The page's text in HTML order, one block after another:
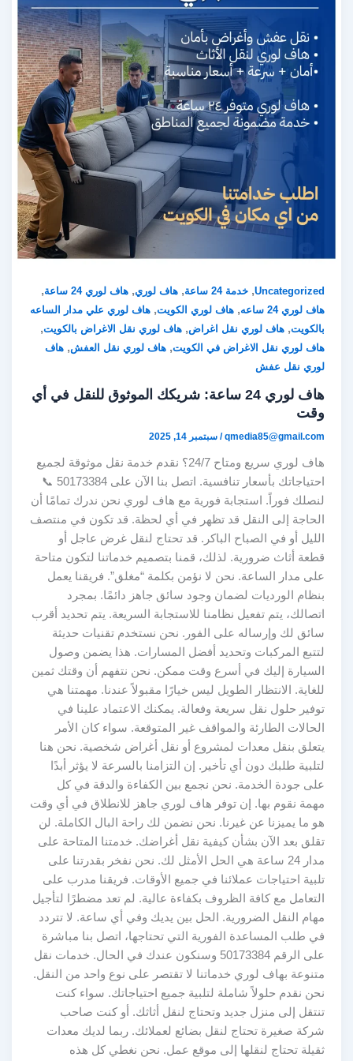
Uncategorized
,خدمة 24 ساعة ,هاف لوري,هاف لوري 24 ساعة ,
هاف لوري 24 ساعه ,هاف لوري الكويت,هاف لوري علي مدار الساعه
بالكويت,هاف لوري نقل اغراض,هاف لوري نقل الاغراض بالكويت,
هاف لوري نقل الاغراض في الكويت,هاف لوري نقل العفش,هاف
لوري نقل عفش
هاف لوري 24 ساعة: شريكك الموثوق للنقل في أي
وقت
qmedia85@gmail.com
/سبتمبر 14, 2025
هاف لوري سريع ومتاح 24/7؟ نقدم خدمة نقل موثوقة لجميع
احتياجاتك بأسعار تنافسية. اتصل بنا الآن على 50173384 📞
لنصلك فوراً. استجابة فورية مع هاف لوري نحن ندرك تمامًا أن
الحاجة إلى النقل قد تظهر في أي لحظة. قد تكون في منتصف
الليل أو في الصباح الباكر. قد تحتاج لنقل غرض عاجل أو
قطعة أثاث ضرورية. لذلك، قمنا بتصميم خدماتنا لتكون متاحة
على مدار الساعة. نحن لا نؤمن بكلمة “مغلق”. فريقنا يعمل
بنظام الورديات لضمان وجود سائق جاهز دائمًا. بمجرد
اتصالك، يتم تفعيل نظامنا للاستجابة السريعة. يتم تحديد أقرب
سائق لك وإرساله على الفور. نحن نستخدم تقنيات حديثة
لتتبع المركبات وتحديد أفضل المسارات. هذا يضمن وصول
السيارة إليك في أسرع وقت ممكن. نحن نتفهم أن وقتك ثمين
للغاية. الانتظار الطويل ليس خيارًا مقبولاً عندنا. مهمتنا هي
توفير حلول نقل سريعة وفعالة. يمكنك الاعتماد علينا في
الحالات الطارئة والمواقف غير المتوقعة. سواء كان الأمر
يتعلق بنقل معدات لمشروع أو نقل أغراض شخصية. نحن هنا
لتلبية طلبك دون أي تأخير. إن التزامنا بالسرعة لا يؤثر أبدًا
على جودة الخدمة. نحن نجمع بين الكفاءة والدقة في كل
مهمة نقوم بها. إن توفر هاف لوري جاهز للانطلاق في أي وقت
هو ما يميزنا عن غيرنا. نحن نضمن لك راحة البال الكاملة. لن
تقلق بعد الآن بشأن كيفية نقل أغراضك. خدمتنا المتاحة على
مدار 24 ساعة هي الحل الأمثل لك. نحن نفخر بقدرتنا على
تلبية احتياجات عملائنا في جميع الأوقات. فريقنا مدرب على
التعامل مع كافة الظروف بكفاءة عالية. لم تعد مضطرًا لتأجيل
مهام النقل الضرورية. الحل بين يديك وفي أي ساعة. لا تتردد
في طلب المساعدة الفورية التي تحتاجها، اتصل بنا مباشرة
على الرقم 50173384 وسنكون عندك في الحال. خدمات نقل
متنوعة بهاف لوري خدماتنا لا تقتصر على نوع واحد من النقل.
نحن نقدم حلولاً شاملة لتلبية جميع احتياجاتك. سواء كنت
تنتقل إلى منزل جديد وتحتاج لنقل أثاثك. أو كنت صاحب
شركة صغيرة تحتاج لنقل بضائع لعملائك. ربما لديك معدات
ثقيلة تحتاج لنقلها إلى موقع عمل. نحن نغطي كل هذه